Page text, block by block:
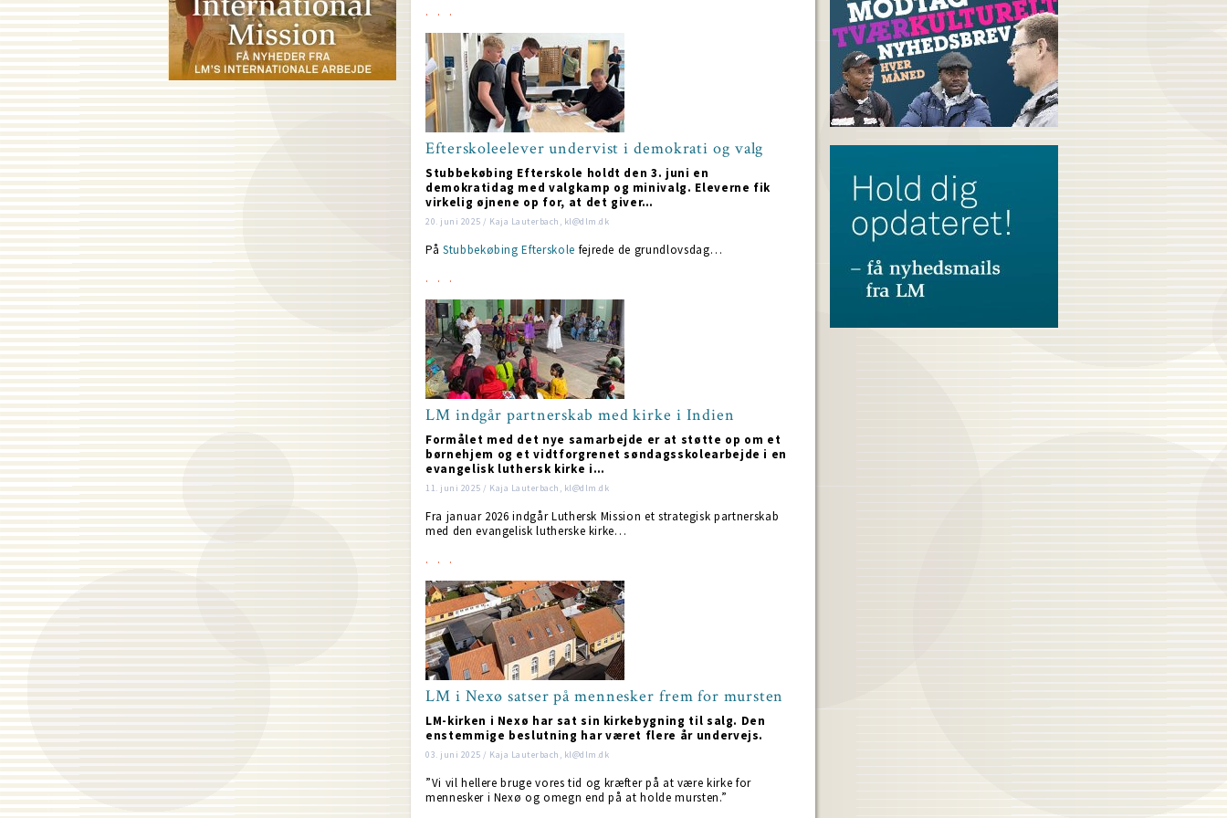
Efterskoleelever undervist i demokrati og valg
Stubbekøbing Efterskole holdt den 3. juni en
demokratidag med valgkamp og minivalg. Eleverne fik
virkelig øjnene op for, at det giver…
20. juni 2025 / Kaja Lauterbach, kl@dlm.dk
På Stubbekøbing Efterskole fejrede de grundlovsdag…
LM indgår partnerskab med kirke i Indien
Formålet med det nye samarbejde er at støtte op om et
børnehjem og et vidtforgrenet søndagsskolearbejde i en
evangelisk luthersk kirke i…
11. juni 2025 / Kaja Lauterbach, kl@dlm.dk
Fra januar 2026 indgår Luthersk Mission et strategisk partnerskab
med den evangelisk lutherske kirke…
LM i Nexø satser på mennesker frem for mursten
LM-kirken i Nexø har sat sin kirkebygning til salg. Den
enstemmige beslutning har været flere år undervejs.
03. juni 2025 / Kaja Lauterbach, kl@dlm.dk
”Vi vil hellere bruge vores tid og kræfter på at være kirke for
mennesker i Nexø og omegn end på at holde mursten.”